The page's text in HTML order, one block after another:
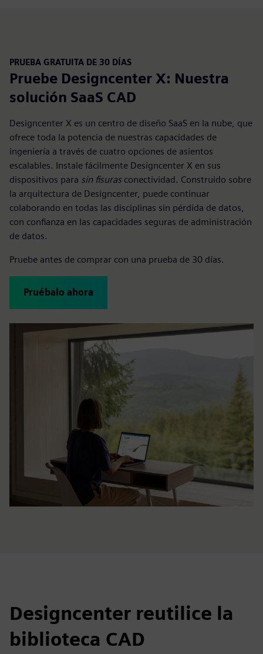
PRUEBA GRATUITA DE 30 DÍAS
Pruebe Designcenter X: Nuestra
solución SaaS CAD
Designcenter X es un centro de diseño SaaS en la nube, que
ofrece toda la potencia de nuestras capacidades de
ingeniería a través de cuatro opciones de asientos
escalables. Instale fácilmente Designcenter X en sus
dispositivos para sin fisurasconectividad. Construido sobre
la arquitectura de Designcenter, puede continuar
colaborando en todas las disciplinas sin pérdida de datos,
con confianza en las capacidades seguras de administración
de datos.
Pruebe antes de comprar con una prueba de 30 días.
Pruébalo ahora
Designcenter reutilice la
biblioteca CAD